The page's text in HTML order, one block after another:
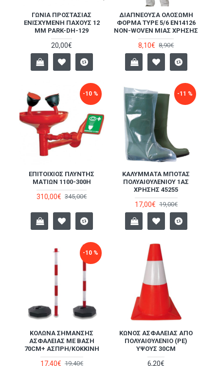
ΓΩΝΊΑ ΠΡΟΣΤΑΣΊΑΣ
ΕΝΙΣΧΥΜΈΝΗ ΠΆΧΟΥΣ 12
MM PARK-DH-129
20,00€
ΔΙΑΠΝΈΟΥΣΑ ΟΛΌΣΩΜΗ
ΦΌΡΜΑ TYPE 5/6 EN14126
NON-WOVEN ΜΊΑΣ ΧΡΉΣΗΣ
8,10€ 8,90€
-10 %
ΕΠΙΤΟΊΧΙΟΣ ΠΛΎΝΤΗΣ
ΜΑΤΙΏΝ 1100-300H
310,00€ 345,00€
-11 %
ΚΑΛΎΜΜΑΤΑ ΜΠΌΤΑΣ
ΠΟΛΥΑΙΘΥΛΕΝΊΟΥ 1ΑΣ
ΧΡΉΣΗΣ 45255
17,00€ 19,00€
-10 %
ΚΟΛΏΝΑ ΣΉΜΑΝΣΗΣ
ΑΣΦΑΛΕΊΑΣ ΜΕ ΒΆΣΗ
70CM+ ΆΣΠΡΗ/ΚΌΚΚΙΝΗ
17,40€ 19,40€
ΚΏΝΟΣ ΑΣΦΑΛΕΊΑΣ ΑΠΌ
ΠΟΛΥΑΙΘΥΛΈΝΙΟ (PE)
ΎΨΟΥΣ 30CM
6,20€